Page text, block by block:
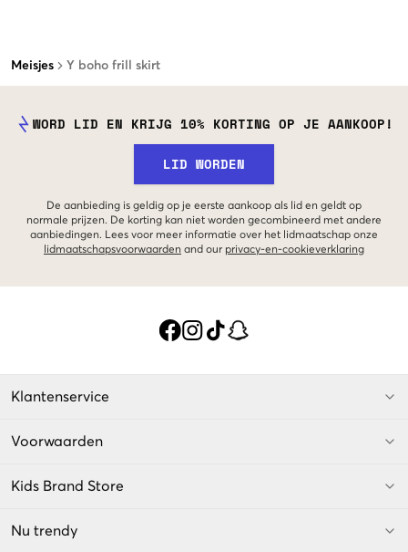
Meisjes Y boho frill skirt
WORD LID EN KRIJG 10% KORTING OP JE AANKOOP!
LID WORDEN
De aanbieding is geldig op je eerste aankoop als lid en geldt op
normale prijzen. De korting kan niet worden gecombineerd met andere
aanbiedingen. Lees voor meer informatie over het lidmaatschap onze
lidmaatschapsvoorwaarden and our privacy-en-cookieverklaring
Klantenservice
Voorwaarden
Kids Brand Store
Nu trendy